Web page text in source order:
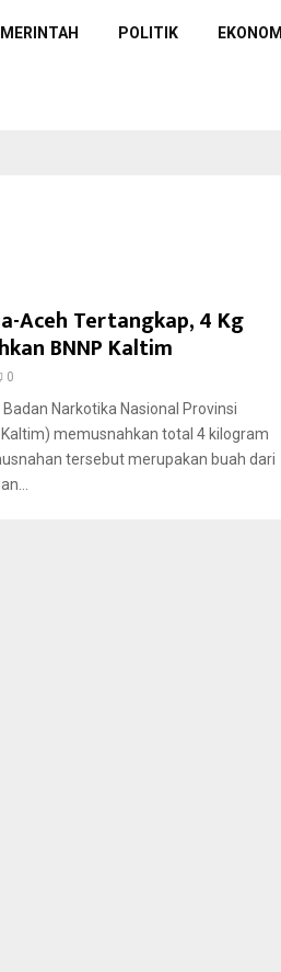
POLITIK EKONOMI
Aceh Tertangkap, 4 Kg
BNNP Kaltim
0
Narkotika Nasional Provinsi
memusnahkan total 4 kilogram
tersebut merupakan buah dari